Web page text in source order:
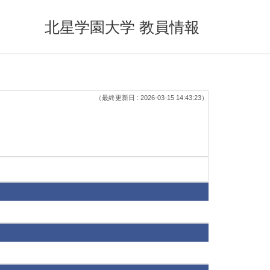
北星学園大学 教員情報
（最終更新日 : 2026-03-15 14:43:23）